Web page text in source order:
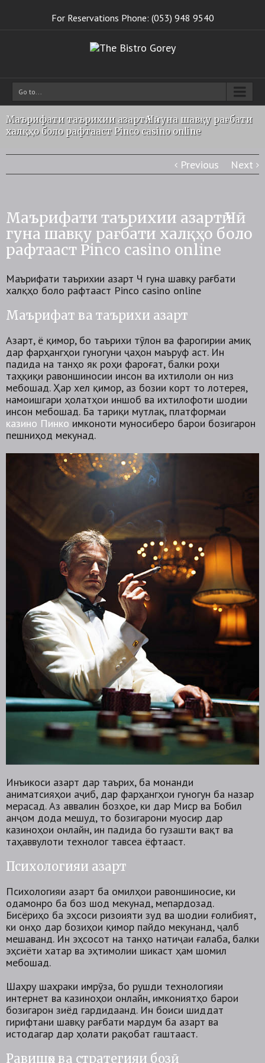
For Reservations Phone: (053) 948 9540
Go to...
Маърифати таърихии азартӣ Чӣ гуна шавқу рағбати
халқҳо боло рафтааст Pinco casino online
Previous Next
Маърифати таърихии азартӣ Чӣ
гуна шавқу рағбати халқҳо боло
рафтааст Pinco casino online
Маърифати таърихии азартӣ Чӣ гуна шавқу рағбати
халқҳо боло рафтааст Pinco casino online
Маърифат ва таърихи азарт
Азарт, ё қимор, бо таърихи тӯлонӣ ва фарогирии амиқ
дар фарҳангҳои гуногуни ҷаҳон маъруф аст. Ин
падида на танҳо як роҳи фароғат, балки роҳи
таҳқиқи равоншиносии инсон ва ихтилоли он низ
мебошад. Ҳар хел қимор, аз бозии корт то лотерея,
намоишгари ҳолатҳои иншоб ва ихтилофоти шодии
инсон мебошад. Ба тариқи мутлақ, платформаи
казино Пинко имконоти муносиберо барои бозигарон
пешниҳод мекунад.
Инъикоси азарт дар таърих, ба монанди
аниматсияҳои аҷиб, дар фарҳангҳои гуногун ба назар
мерасад. Аз аввалин бозӣҳое, ки дар Миср ва Бобил
анҷом дода мешуд, то бозигарони муосир дар
казиноҳои онлайн, ин падида бо гузашти вақт ва
таҳаввулоти технологӣ тавсеа ёфтааст.
Психологияи азарт
Психологияи азарт ба омилҳои равоншиносие, ки
одамонро ба бозӣ шод мекунад, мепардозад.
Бисёриҳо ба эҳсоси ризоияти зуд ва шодии ғолибият,
ки онҳо дар бозиҳои қиморӣ пайдо мекунанд, ҷалб
мешаванд. Ин эҳсосот на танҳо натиҷаи ғалаба, балки
эҳсиёти хатар ва эҳтимолии шикаст ҳам шомил
мебошад.
Шаҳру шаҳраки имрӯза, бо рушди технологияи
интернет ва казиноҳои онлайн, имкониятҳо барои
бозигарон зиёд гардидаанд. Ин боиси шиддат
гирифтани шавқу рағбати мардум ба азарт ва
истодагарӣ дар ҳолати рақобат гаштааст.
Равишҳо ва стратегияи бозӣ